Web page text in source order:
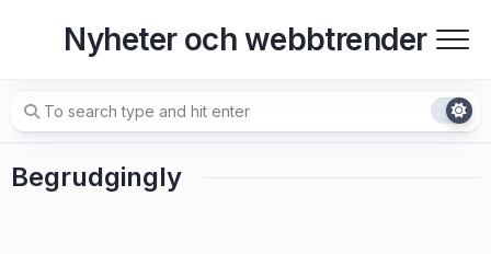
Nyheter och webbtrender
Begrudgingly